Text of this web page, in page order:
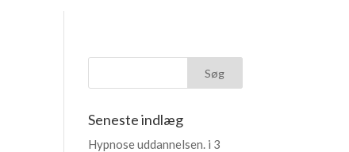
Seneste indlæg
Hypnose uddannelsen. i 3